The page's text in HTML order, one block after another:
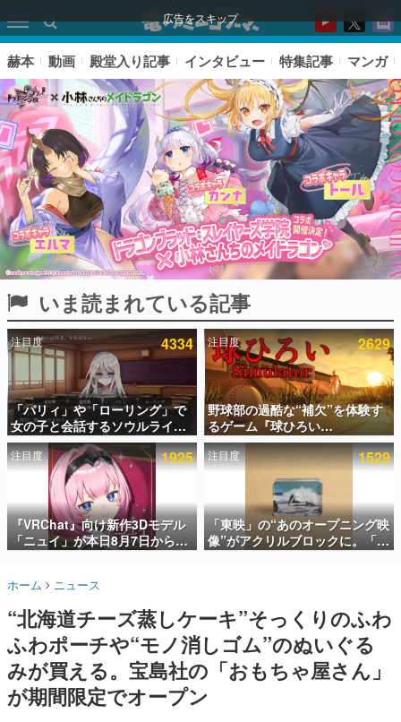
広告をスキップ
ピックアップ
電ファミのいま読まれている記事ランキング
アプリセール情報
インタビュー
連載・特集一覧
殿堂入り記事
SNS拡散数が数千以上！ ページビュー数万以上！ などな
ど。多くの人々に読まれた、電ファミ渾身の“殿堂入り”記
事をまとめました。
名作ゲームクリエイターの方々に製作時のエピソードをお
きます。
赫本
この物語を解いてはいけない。『赫本』は、〈試験問題〉
の形をした短編ホラー小説集です。
赫本 動画 殿堂入り記事 インタビュー 特集記事 マンガ
いま読まれている記事
注目度 4334
「パリィ」や「ローリング」で
女の子と会話するソウルライク
恋愛ゲーム『小早川さんはソウ
ルライク』無料公開。返事に失
敗すると「YOU DIED」
注目度 2629
野球部の過酷な“補欠”を体験す
るゲーム『球ひろい
Simulator』が「1件」のウィッ
シュリストをもとにチェコ語に
対応しSNSで話題に。『キング
ダム・カム』開発元やチェコの
プロ野球選手から称賛の声
注目度 1925
『VRChat』向け新作3Dモデル
「ニュイ」が本日8月7日から
BOOTHにて発売。瞳に光る星
わいい
注目度 1529
「東映」の“あのオープニング映
像”がアクリルブロックに。「東
映ヒストリカル グッズコレクシ
ホーム ニュース
“北海道チーズ蒸しケーキ”そっくりのふわ
ふわポーチや“モノ消しゴム”のぬいぐる
みが買える。宝島社の「おもちゃ屋さん」
が期間限定でオープン